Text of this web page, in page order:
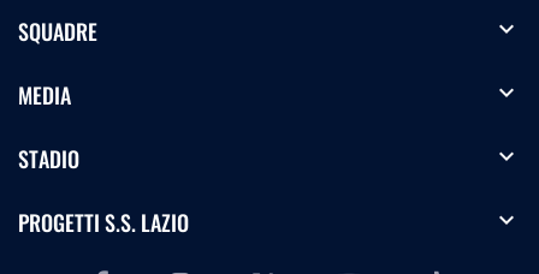
SQUADRE expand_more
MEDIA expand_more
STADIO expand_more
PROGETTI S.S. LAZIO expand_more